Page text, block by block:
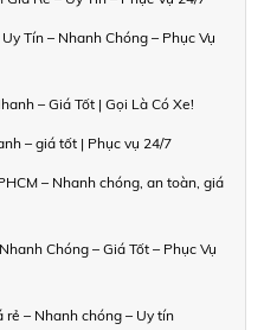
Tín – Nhanh Chóng – Phục Vụ
– Giá Tốt | Gọi Là Có Xe!
– giá tốt | Phục vụ 24/7
– Nhanh chóng, an toàn, giá
Chóng – Giá Tốt – Phục Vụ
rẻ – Nhanh chóng – Uy tín